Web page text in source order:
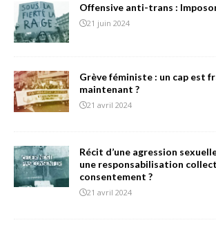
Offensive anti-trans :
21 juin 2024
Grève féministe : un cap est
maintenant ?
21 avril 2024
Récit d’une agression
une responsabilisation
consentement ?
21 avril 2024